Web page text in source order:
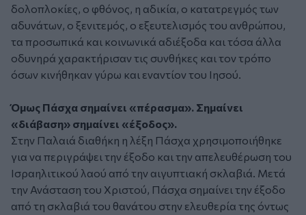
δολοπλοκίες, ο φθόνος, η αδικία, ο κατατρεγμός των
αδυνάτων, ο ξενιτεμός, ο εξευτελισμός του ανθρώπου,
τα προσωπικά και κοινωνικά αδιέξοδα και τόσα άλλα
οδυνηρά χαρακτήρισαν τις συνθήκες και τον τρόπο
όσων κινήθηκαν γύρω και εναντίον του Ιησού.
Όμως Πάσχα σημαίνει «πέρασμα». Σημαίνει
«διάβαση» σημαίνει «έξοδος».
Στην Παλαιά διαθήκη η λέξη Πάσχα χρησιμοποιήθηκε
για να περιγράψει την έξοδο και την απελευθέρωση του
Ισραηλιτικού λαού από την αιγυπτιακή σκλαβιά. Μετά
την Ανάσταση του Χριστού, Πάσχα σημαίνει την έξοδο
από τη σκλαβιά του θανάτου στην ελευθερία της όντως